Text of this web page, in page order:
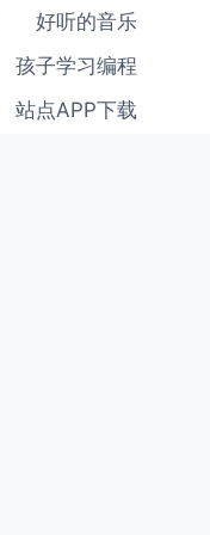
好听的音乐
孩子学习编程
站点APP下载